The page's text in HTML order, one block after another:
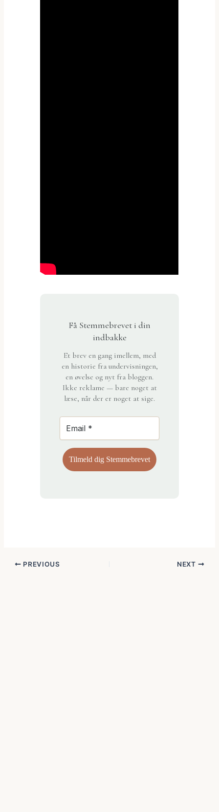
Få Stemmebrevet i din
indbakke
Et brev en gang imellem, med
en historie fra undervisningen,
en øvelse og nyt fra bloggen.
Ikke reklame — bare noget at
læse, når der er noget at sige.
PREVIOUS NEXT